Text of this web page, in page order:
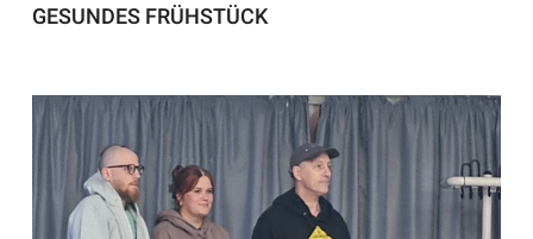
GESUNDES FRÜHSTÜCK